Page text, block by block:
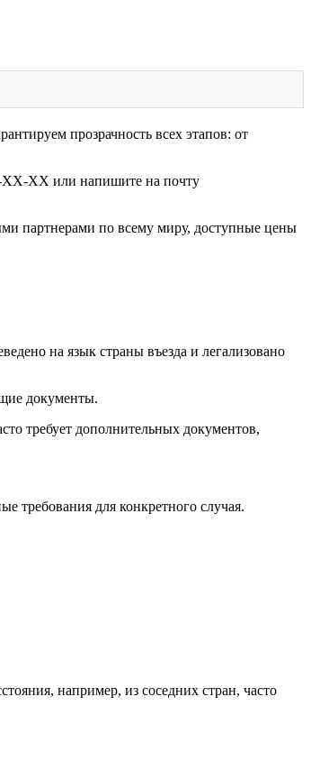
прозрачность всех этапов: от
XX-XX или напишите на почту
партнерами по всему миру, доступные цены
на язык страны въезда и легализовано
документы.
требует дополнительных документов,
требования для конкретного случая.
например, из соседних стран, часто